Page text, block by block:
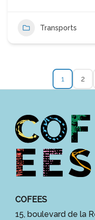
Transports
1 2
COFEES
15, boulevard de la